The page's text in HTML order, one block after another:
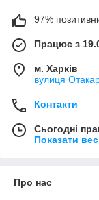
97%
Працює з
м. Харків
вулиця
Контакти
Сьогодні
Показати
Про нас